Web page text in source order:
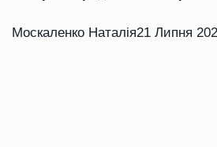
Москаленко Наталія21 Липня